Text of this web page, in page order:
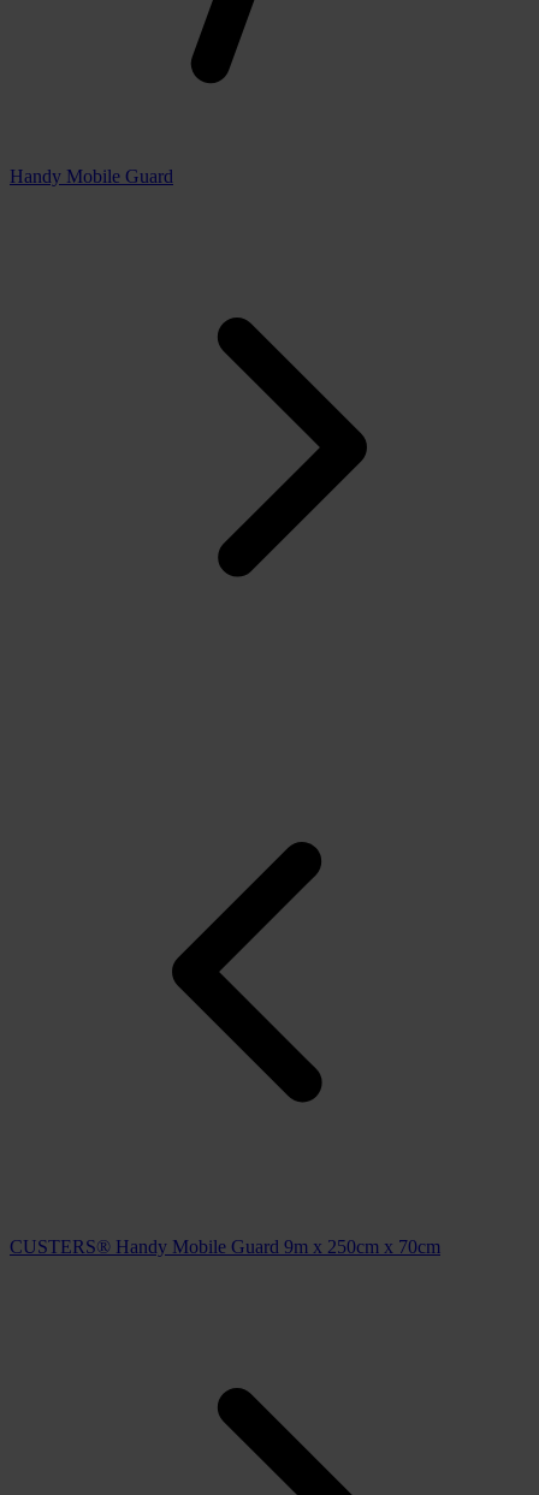
Handy Mobile Guard
CUSTERS® Handy Mobile Guard 9m x 250cm x 70cm